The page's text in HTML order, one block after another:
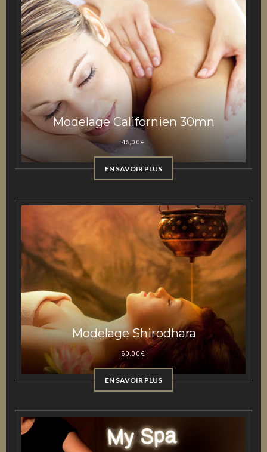
Modelage Californien 30mn
45,00€
EN SAVOIR PLUS
Modelage Shirodhara
60,00€
EN SAVOIR PLUS